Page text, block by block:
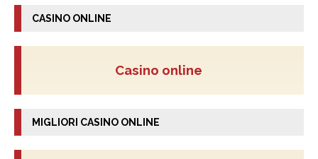
CASINO ONLINE
Casino online
MIGLIORI CASINO ONLINE